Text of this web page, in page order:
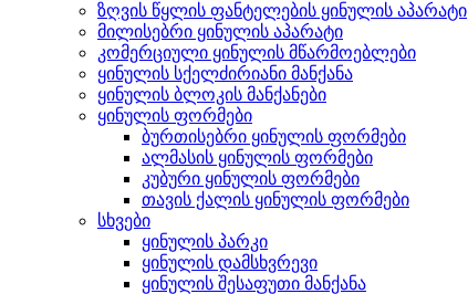
ზღვის წყლის ფანტელების ყინულის აპარატი
მილისებრი ყინულის აპარატი
კომერციული ყინულის მწარმოებლები
ყინულის სქელძირიანი მანქანა
ყინულის ბლოკის მანქანები
ყინულის ფორმები
ბურთისებრი ყინულის ფორმები
ალმასის ყინულის ფორმები
კუბური ყინულის ფორმები
თავის ქალის ყინულის ფორმები
სხვები
ყინულის პარკი
ყინულის დამსხვრევი
ყინულის შესაფუთი მანქანა